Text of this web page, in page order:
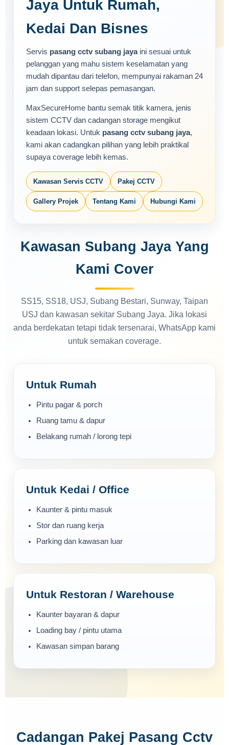
Jaya Untuk Rumah,
Kedai Dan Bisnes
Servis pasang cctv subang jayaini sesuai untuk
pelanggan yang mahu sistem keselamatan yang
mudah dipantau dari telefon, mempunyai rakaman 24
jam dan support selepas pemasangan.
MaxSecureHome bantu semak titik kamera, jenis
sistem CCTV dan cadangan storage mengikut
keadaan lokasi. Untuk pasang cctv subang jaya,
kami akan cadangkan pilihan yang lebih praktikal
supaya coverage lebih kemas.
Kawasan Servis CCTV Pakej CCTV
Gallery Projek Tentang Kami Hubungi Kami
Kawasan Subang Jaya Yang
Kami Cover
SS15, SS18, USJ, Subang Bestari, Sunway, Taipan
USJ dan kawasan sekitar Subang Jaya. Jika lokasi
anda berdekatan tetapi tidak tersenarai, WhatsApp kami
untuk semakan coverage.
Untuk Rumah
Pintu pagar & porch
Ruang tamu & dapur
Belakang rumah / lorong tepi
Untuk Kedai / Office
Kaunter & pintu masuk
Stor dan ruang kerja
Parking dan kawasan luar
Untuk Restoran / Warehouse
Kaunter bayaran & dapur
Loading bay / pintu utama
Kawasan simpan barang
Cadangan Pakej Pasang Cctv